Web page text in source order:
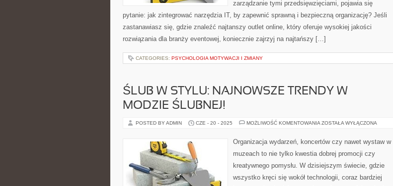
zarządzanie tymi przedsięwzięciami, pojawia się
pytanie: jak zintegrować narzędzia IT, by zapewnić sprawną i bezpieczną organizację? Jeśli
zastanawiasz się, gdzie znaleźć najtanszy outlet online, który oferuje wysokiej jakości
rozwiązania dla branży eventowej, koniecznie zajrzyj na najtańszy […]
CATEGORIES: PSYCHOLOGIA MOTYWACJI I ZMIANY
ŚLUB W STYLU: NAJNOWSZE TRENDY W
MODZIE ŚLUBNEJ!
POSTED BY ADMIN CZE - 20 - 2025 MOŻLIWOŚĆ KOMENTOWANIA ŚLUB
NAJNOWSZE
TRENDY
MODZIE
ZOSTAŁA WYŁĄCZONA
Organizacja wydarzeń, koncertów czy nawet wystaw w
muzeach to nie tylko kwestia dobrej promocji czy
kreatywnego pomysłu. W dzisiejszym świecie, gdzie
wszystko kręci się wokół technologii, coraz bardziej